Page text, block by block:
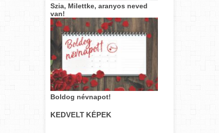
Szia, Milettke, aranyos neved
van!
Boldog névnapot!
KEDVELT KÉPEK